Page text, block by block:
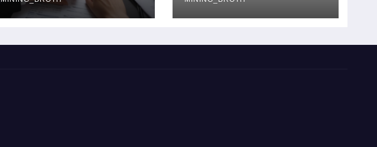
ставки и
требования к
руководство